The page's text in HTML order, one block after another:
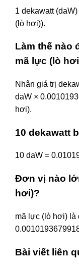
1 dekawatt
(lò hơi)).
Làm thế nào
mã lực (lò
Nhân giá trị
daW ×
hơi).
10 dekawatt
10 daW =
Đơn vị nào
hơi)?
mã lực (lò hơi) là
Bài viết liên